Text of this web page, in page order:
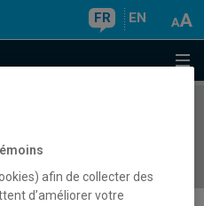
FR EN
marionnettes
afin de collecter des
d’améliorer votre